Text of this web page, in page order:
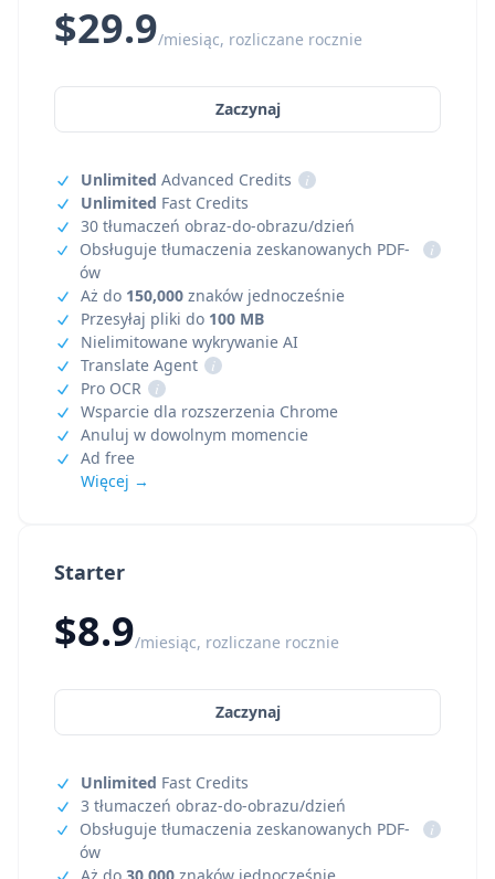
Starter
$8.9/miesiąc, rozliczane rocznie
Zaczynaj
Unlimited Fast Credits
3 tłumaczeń obraz-do-obrazu/dzień
Obsługuje tłumaczenia zeskanowanych PDF-
ów
i
$29.9/miesiąc, rozliczane rocznie
Zaczynaj
Unlimited Advanced Credits
i
Unlimited Fast Credits
30 tłumaczeń obraz-do-obrazu/dzień
Obsługuje tłumaczenia zeskanowanych PDF-
ów
i
Aż do 150,000 znaków jednocześnie
Przesyłaj pliki do 100 MB
Nielimitowane wykrywanie AI
Translate Agent
i
Pro OCR
i
Wsparcie dla rozszerzenia Chrome
Anuluj w dowolnym momencie
Ad free
Więcej →